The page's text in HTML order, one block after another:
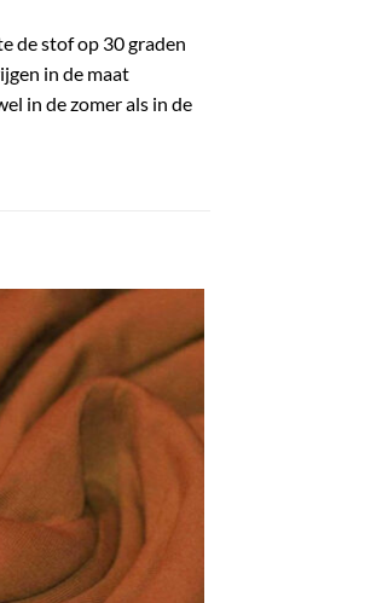
de stof op 30 graden
in de maat
in de zomer als in de